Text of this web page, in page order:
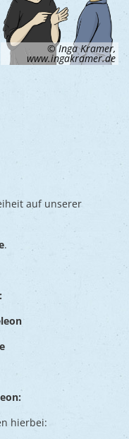
© Inga Kramer,
www.ingakramer.de
auf unserer
.
hierbei: